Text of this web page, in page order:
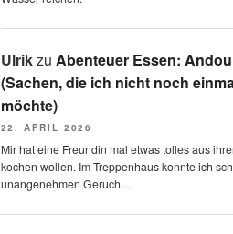
Ulrikzu Abenteuer Essen:
(Sachen, die ich nicht noch
möchte)
22. APRIL 2026
Mir hat eine Freundin mal etwas tolles aus
kochen wollen. Im Treppenhaus konnte ich
unangenehmen Geruch…